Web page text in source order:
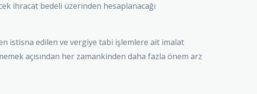
ihracat bedeli üzerinden hesaplanacağı
istisna edilen ve vergiye tabi işlemlere ait imalat
açısından her zamankinden daha fazla önem arz